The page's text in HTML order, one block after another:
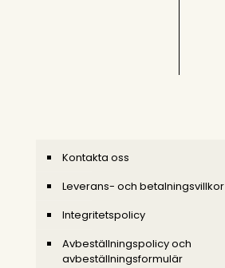
Kontakta oss
Leverans- och betalningsvillkor
Integritetspolicy
Avbeställningspolicy och
avbeställningsformulär